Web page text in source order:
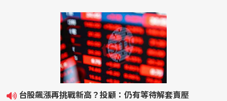
台股飆漲再挑戰新高？投顧：仍有等待解套賣壓